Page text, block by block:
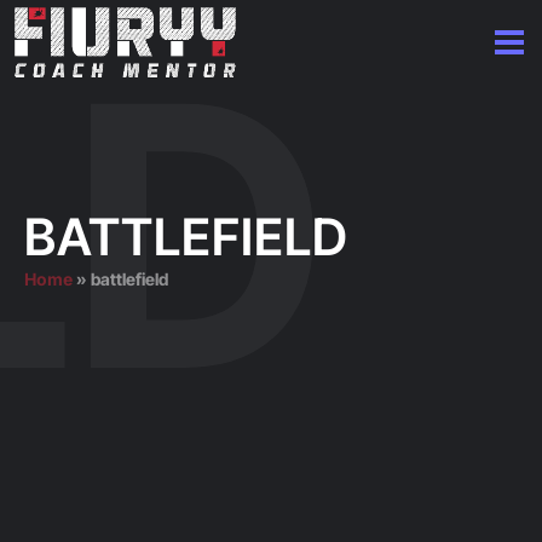
BATTLEFIELD
Home » battlefield